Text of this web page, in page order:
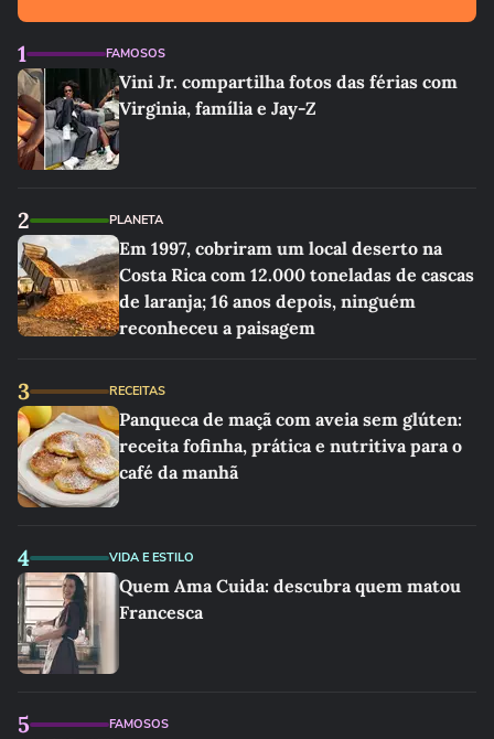
1 FAMOSOS
Vini Jr. compartilha fotos das férias com
Virginia, família e Jay-Z
2 PLANETA
Em 1997, cobriram um local deserto na
Costa Rica com 12.000 toneladas de cascas
de laranja; 16 anos depois, ninguém
reconheceu a paisagem
3 RECEITAS
Panqueca de maçã com aveia sem glúten:
receita fofinha, prática e nutritiva para o
café da manhã
4 VIDA E ESTILO
Quem Ama Cuida: descubra quem matou
Francesca
5 FAMOSOS